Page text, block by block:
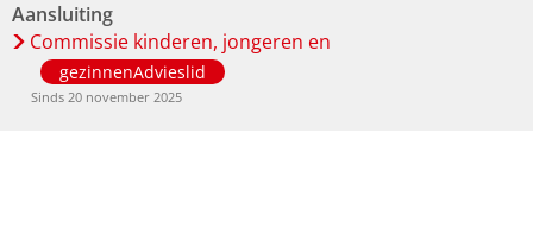
Aansluiting
Commissie kinderen, jongeren en
gezinnenAdvieslid
Sinds 20 november 2025